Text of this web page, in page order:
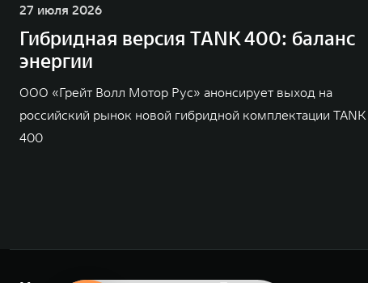
27 июля 2026
Гибридная версия TANK 400: баланс
энергии
ООО «Грейт Волл Мотор Рус» анонсирует выход на
российский рынок новой гибридной комплектации TANK
400